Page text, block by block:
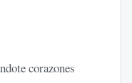
corazones